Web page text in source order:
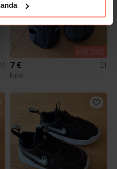
M
MÜÜDUD
7 €
21
Nike